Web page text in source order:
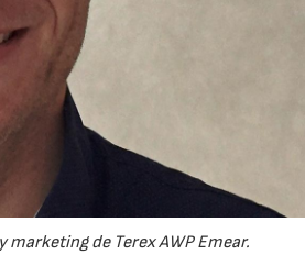
de Terex AWP Emear.